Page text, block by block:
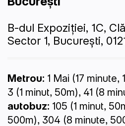
B-dul Expoziției, 1C,
Sector 1, București,
Metrou: 1 Mai (17 minute,
3 (1 minut, 50m), 41 (8
autobuz: 105 (1 minut,
500m), 304 (8 minute,